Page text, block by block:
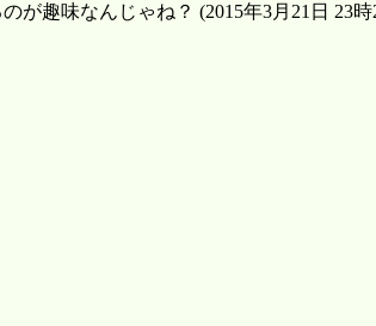
が趣味なんじゃね？ (2015年3月21日 23時